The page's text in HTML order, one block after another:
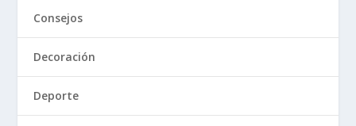
Consejos
Decoración
Deporte